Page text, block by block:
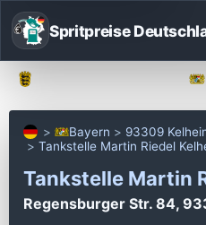
Spritpreise
Bayern
93309
Tankstelle Martin Riedel
Tankstelle Martin
Regensburger Str. 84,